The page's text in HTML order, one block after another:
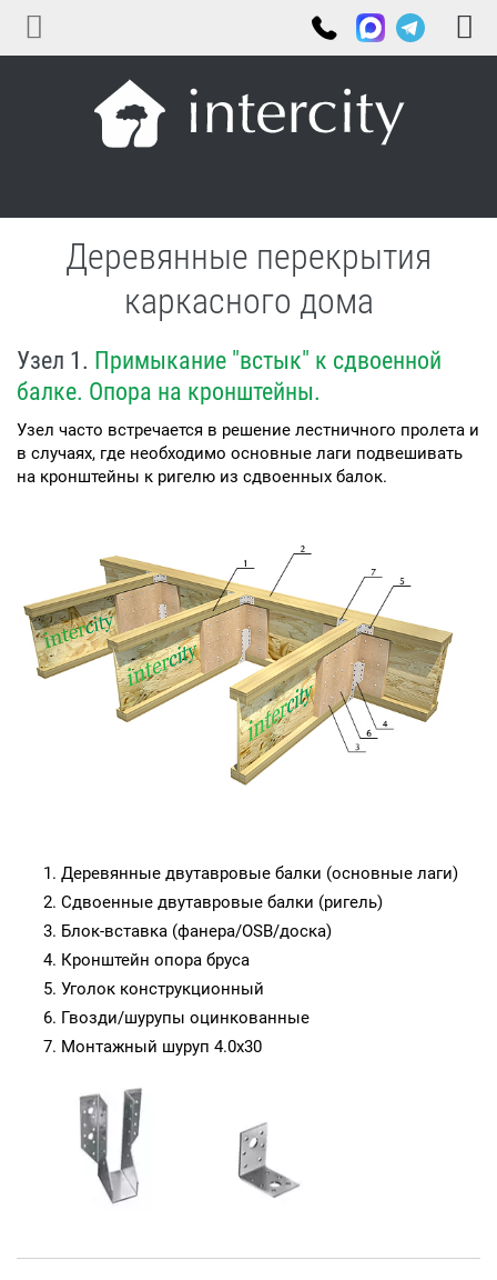
Деревянные перекрытия
каркасного дома
Узел 1. Примыкание "встык" к сдвоенной
балке. Опора на кронштейны.
Узел часто встречается в решение лестничного пролета и
в случаях, где необходимо основные лаги подвешивать
на кронштейны к ригелю из сдвоенных балок.
Деревянные двутавровые балки (основные лаги)
Сдвоенные двутавровые балки (ригель)
Блок-вставка (фанера/OSB/доска)
Кронштейн опора бруса
Уголок конструкционный
Гвозди/шурупы оцинкованные
Монтажный шуруп 4.0х30